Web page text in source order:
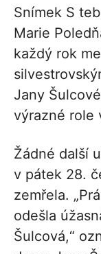
Snímek S
Marie
každý rok
Jany
výrazné role
Žádné další
v pátek 28.
zemřela.
odešla
Šulcová,“